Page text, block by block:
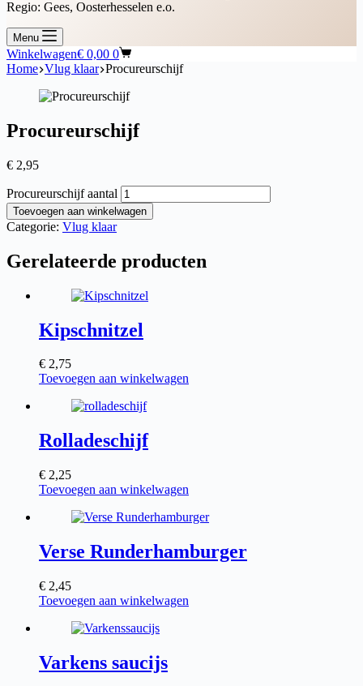
Regio: Gees, Oosterhesselen e.o.
Menu
Winkelwagen€ 0,00 0
Home Vlug klaar Procureurschijf
Procureurschijf
€ 2,95
Procureurschijf aantal
Toevoegen aan winkelwagen
Categorie: Vlug klaar
Gerelateerde producten
Kipschnitzel
€ 2,75
Toevoegen aan winkelwagen
Rolladeschijf
€ 2,25
Toevoegen aan winkelwagen
Verse Runderhamburger
€ 2,45
Toevoegen aan winkelwagen
Varkens saucijs